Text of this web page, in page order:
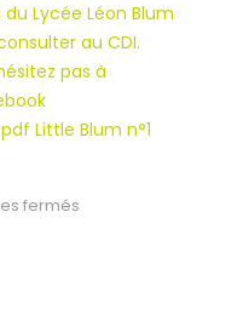
Lycée Léon Blum
au CDI.
pas à
Little Blum n°1
fermés